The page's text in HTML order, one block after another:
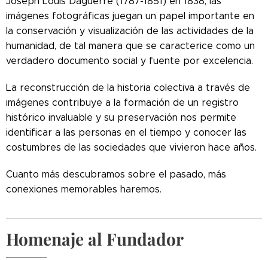
imágenes fotográficas juegan un papel importante en
la conservación y visualización de las actividades de la
humanidad, de tal manera que se caracterice como un
verdadero documento social y fuente por excelencia.
La reconstrucción de la historia colectiva a través de
imágenes contribuye a la formación de un registro
histórico invaluable y su preservación nos permite
identificar a las personas en el tiempo y conocer las
costumbres de las sociedades que vivieron hace años.
Cuanto más descubramos sobre el pasado, más
conexiones memorables haremos.
Homenaje al Fundador